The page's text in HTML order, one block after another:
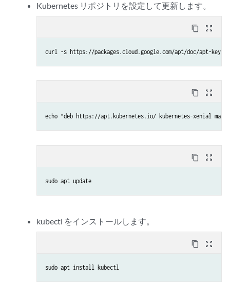
Kubernetes リポジトリを設定して更新します。
content_copy zoom_out_map
curl -s https://packages.cloud.google.com/apt/doc/apt-
content_copy zoom_out_map
echo "deb https://apt.kubernetes.io/ kubernetes-xenial
content_copy zoom_out_map
sudo apt update
kubectl をインストールします。
content_copy zoom_out_map
sudo apt install kubectl